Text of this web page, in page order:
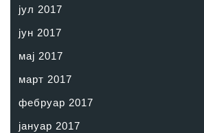
јул 2017
јун 2017
мај 2017
март 2017
фебруар 2017
јануар 2017